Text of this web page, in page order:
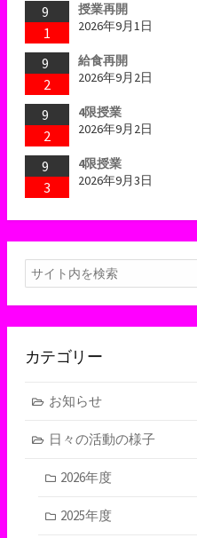
9
1
授業再開
2026年9月1日
9
2
給食再開
2026年9月2日
9
2
4限授業
2026年9月2日
9
3
4限授業
2026年9月3日
検
索
カテゴリー
お知らせ
日々の活動の様子
2026年度
2025年度